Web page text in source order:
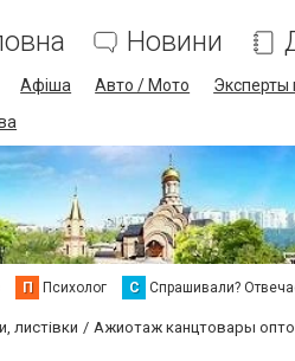
Новини
Афіша Авто / Мото Эксперты
П Психолог С Спрашивали?
листівки Ажиотаж канцтовары